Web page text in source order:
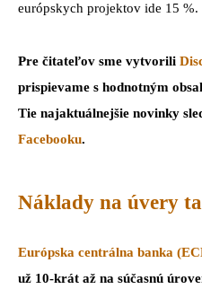
európskych projektov ide 15 %.
Pre čitateľov sme vytvorili
prispievame s hodnotným
Tie najaktuálnejšie novinky
Facebooku.
Náklady na úvery
Európska centrálna banka
už 10-krát až na súčasnú